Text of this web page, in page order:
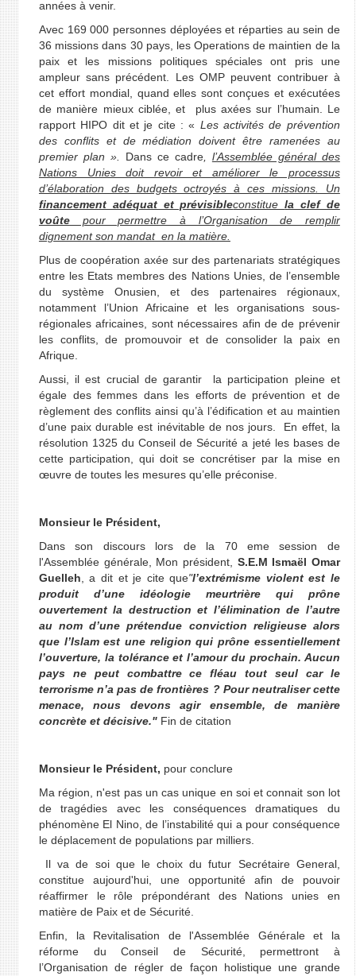
années à venir.
Avec 169 000 personnes déployées et réparties au sein de
36 missions dans 30 pays, les Operations de maintien de la
paix et les missions politiques spéciales ont pris une
ampleur sans précédent. Les OMP peuvent contribuer à
cet effort mondial, quand elles sont conçues et exécutées
de manière mieux ciblée, et plus axées sur l’humain. Le
rapport HIPO dit et je cite : « Les activités de prévention
des conflits et de médiation doivent être ramenées au
premier plan ».
Dans ce cadre, l’Assemblée général des
Nations Unies doit revoir et améliorer le processus
d’élaboration des budgets octroyés à ces missions. Un
financement adéquat et prévisibleconstituela clef de
voûtepour permettre à l’Organisation de remplir
dignement son mandat en la matière.
Plus de coopération axée sur des partenariats stratégiques
entre les Etats membres des Nations Unies, de l’ensemble
du système Onusien, et des partenaires régionaux,
notamment l’Union Africaine et les organisations sous-
régionales africaines, sont nécessaires afin de de prévenir
les conflits, de promouvoir et de consolider la paix en
Afrique.
Aussi, il est crucial de garantir la participation pleine et
égale des femmes dans les efforts de prévention et de
règlement des conflits ainsi qu’à l’édification et au maintien
d’une paix durable est inévitable de nos jours. En effet, la
résolution 1325 du Conseil de Sécurité a jeté les bases de
cette participation, qui doit se concrétiser par la mise en
œuvre de toutes les mesures qu’elle préconise.
Monsieur le Président,
Dans son discours lors de la 70 eme session de
l'Assemblée générale, Mon président, S.E.M Ismaël Omar
Guelleh , a dit et je cite que"l’extrémisme violent est le
produit d’une idéologie meurtrière qui prône
ouvertement la destruction et l’élimination de l’autre
au nom d’une prétendue conviction religieuse alors
que l’Islam est une religion qui prône essentiellement
l’ouverture, la tolérance et l’amour du prochain. Aucun
pays ne peut combattre ce fléau tout seul car le
terrorisme n’a pas de frontières ? Pour neutraliser cette
menace, nous devons agir ensemble, de manière
concrète et décisive." Fin de citation
Monsieur le Président, pour conclure
Ma région, n'est pas un cas unique en soi et connait son lot
de tragédies avec les conséquences dramatiques du
phénomène El Nino, de l’instabilité qui a pour conséquence
le déplacement de populations par milliers.
Il va de soi que le choix du futur Secrétaire General,
constitue aujourd'hui, une opportunité afin de pouvoir
réaffirmer le rôle prépondérant des Nations unies en
matière de Paix et de Sécurité.
Enfin, la Revitalisation de l'Assemblée Générale et la
réforme du Conseil de Sécurité, permettront à
l’Organisation de régler de façon holistique une grande